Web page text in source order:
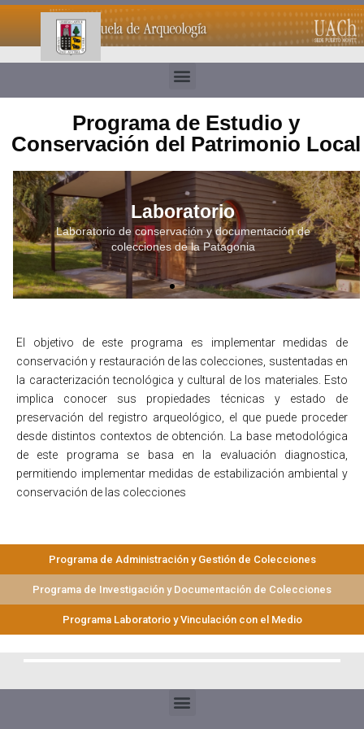
Programa de Estudio y
Conservación del Patrimonio Local
Laboratorio
Laboratorio de conservación y documentación de
colecciones de la Patagonia
El objetivo de este programa es implementar medidas de
conservación y restauración de las colecciones, sustentadas en
la caracterización tecnológica y cultural de los materiales. Esto
implica conocer sus propiedades técnicas y estado de
preservación del registro arqueológico, el que puede proceder
desde distintos contextos de obtención. La base metodológica
de este programa se basa en la evaluación diagnostica,
permitiendo implementar medidas de estabilización ambiental y
conservación de las colecciones
Programa de Administración y Gestión de Colecciones
Programa de Investigación y Documentación de Colecciones
Programa Laboratorio y Vinculación con el Medio